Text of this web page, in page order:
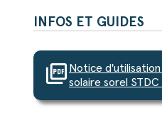
INFOS ET GUIDES
picture_as_pdf Notice
solaire sorel STDC